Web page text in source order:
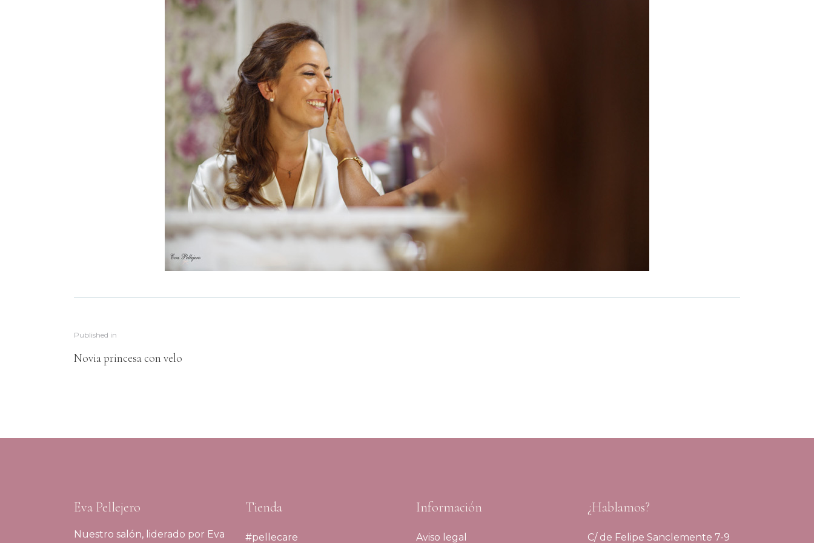
Published in
Novia princesa con velo
Eva Pellejero
Nuestro salón, liderado por Eva
Tienda
#pellecare
Información
Aviso legal
¿Hablamos?
C/ de Felipe Sanclemente 7-9